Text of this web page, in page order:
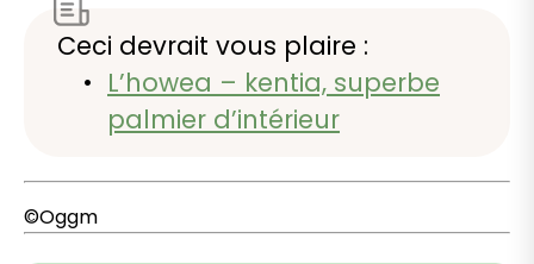
Ceci devrait vous plaire :
L’howea – kentia, superbe
palmier d’intérieur
©Oggm